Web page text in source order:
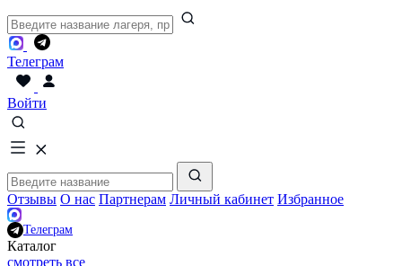
Телеграм
Войти
Отзывы О нас Партнерам Личный кабинет Избранное
Телеграм
Каталог
смотреть все